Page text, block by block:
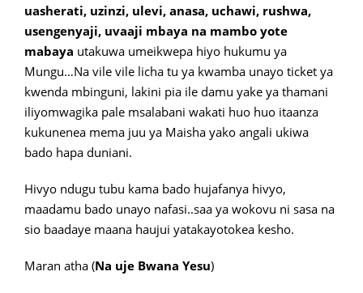
uasherati, uzinzi, ulevi, anasa, uchawi, rushwa,
usengenyaji, uvaaji mbaya na mambo yote
mabaya utakuwa umeikwepa hiyo hukumu ya
Mungu…Na vile vile licha tu ya kwamba unayo ticket ya
kwenda mbinguni, lakini pia ile damu yake ya thamani
iliyomwagika pale msalabani wakati huo huo itaanza
kukunenea mema juu ya Maisha yako angali ukiwa
bado hapa duniani.
Hivyo ndugu tubu kama bado hujafanya hivyo,
maadamu bado unayo nafasi..saa ya wokovu ni sasa na
sio baadaye maana haujui yatakayotokea kesho.
Maran atha (Na uje Bwana Yesu)